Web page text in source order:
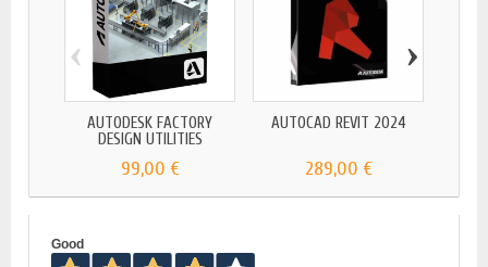
AUTODESK FACTORY
DESIGN UTILITIES
99,00 €
AUTOCAD REVIT 2024
289,00 €
‹ ›
Good